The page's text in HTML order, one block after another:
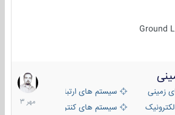
زمینی
سیستم های ارتباطی و جمع آوری
سیستم های کنترل آتش و تجهیزات
1
مهر
1403